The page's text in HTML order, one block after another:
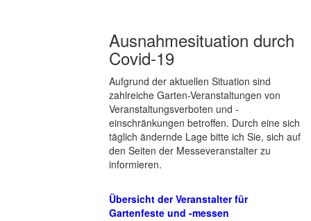
Ausnahmesituation durch
Covid-19
Aufgrund der aktuellen Situation sind
zahlreiche Garten-Veranstaltungen von
Veranstaltungsverboten und -
einschränkungen betroffen. Durch eine sich
täglich ändernde Lage bitte ich Sie, sich auf
den Seiten der Messeveranstalter zu
informieren.
Übersicht der Veranstalter für
Gartenfeste und -messen